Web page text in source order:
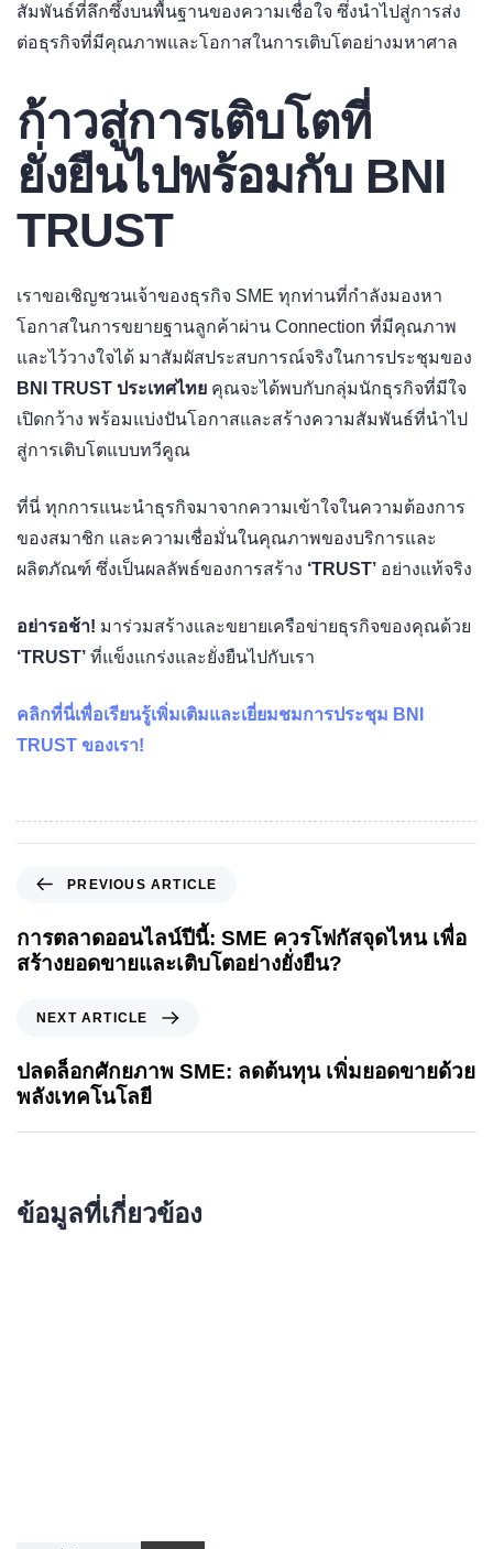
สัมพันธ์ที่ลึกซึ้งบนพื้นฐานของความเชื่อใจ ซึ่งนำไปสู่การส่ง
ต่อธุรกิจที่มีคุณภาพและโอกาสในการเติบโตอย่างมหาศาล
ก้าวสู่การเติบโตที่
ยั่งยืนไปพร้อมกับ BNI
TRUST
เราขอเชิญชวนเจ้าของธุรกิจ SME ทุกท่านที่กำลังมองหา
โอกาสในการขยายฐานลูกค้าผ่าน Connection ที่มีคุณภาพ
และไว้วางใจได้ มาสัมผัสประสบการณ์จริงในการประชุมของ
BNI TRUST ประเทศไทย คุณจะได้พบกับกลุ่มนักธุรกิจที่มีใจ
เปิดกว้าง พร้อมแบ่งปันโอกาสและสร้างความสัมพันธ์ที่นำไป
สู่การเติบโตแบบทวีคูณ
ที่นี่ ทุกการแนะนำธุรกิจมาจากความเข้าใจในความต้องการ
ของสมาชิก และความเชื่อมั่นในคุณภาพของบริการและ
ผลิตภัณฑ์ ซึ่งเป็นผลลัพธ์ของการสร้าง ‘TRUST’ อย่างแท้จริง
อย่ารอช้า! มาร่วมสร้างและขยายเครือข่ายธุรกิจของคุณด้วย
‘TRUST’ ที่แข็งแกร่งและยั่งยืนไปกับเรา
คลิกที่นี่เพื่อเรียนรู้เพิ่มเติมและเยี่ยมชมการประชุม BNI
TRUST ของเรา!
PREVIOUS ARTICLE
การตลาดออนไลน์ปีนี้: SME ควรโฟกัสจุดไหน เพื่อ
สร้างยอดขายและเติบโตอย่างยั่งยืน?
NEXT ARTICLE
ปลดล็อกศักยภาพ SME: ลดต้นทุน เพิ่มยอดขายด้วย
พลังเทคโนโลยี
ข้อมูลที่เกี่ยวข้อง